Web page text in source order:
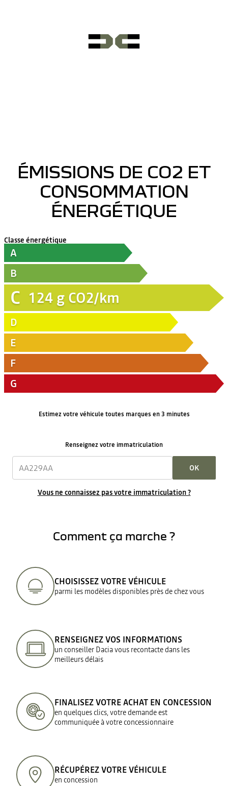
ÉMISSIONS DE CO2 ET
CONSOMMATION
ÉNERGÉTIQUE
Classe énergétique
A
B
C 124 g CO2/km
D
E
F
G
Estimez votre véhicule toutes marques en 3 minutes
Renseignez votre immatriculation
OK
Vous ne connaissez pas votre immatriculation ?
Comment ça marche ?
CHOISISSEZ VOTRE VÉHICULE
parmi les modèles disponibles près de chez vous
RENSEIGNEZ VOS INFORMATIONS
un conseiller Dacia vous recontacte dans les
meilleurs délais
FINALISEZ VOTRE ACHAT EN CONCESSION
en quelques clics, votre demande est
communiquée à votre concessionnaire
RÉCUPÉREZ VOTRE VÉHICULE
en concession